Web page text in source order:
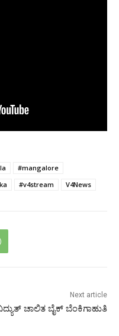
#mangalore
#v4stream V4News
Next article
ಚಾಲಿತ ಬೈಕ್ ಬೆಂಕಿಗಾಹುತಿ